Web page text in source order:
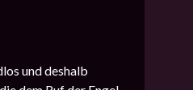
und deshalb